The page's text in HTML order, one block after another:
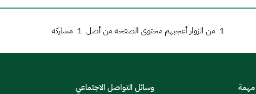
1 من الزوار أعجبهم محتوى الصفحة من أصل 1 مشاركة
مهمة وسائل التواصل الاجتماعي